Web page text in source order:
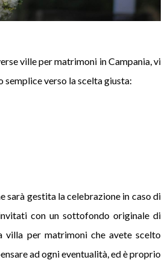
ville per matrimoni in Campania, vi
verso la scelta giusta:
sarà gestita la celebrazione in caso di
con un sottofondo originale di
villa per matrimoni che avete scelto
ad ogni eventualità, ed è proprio